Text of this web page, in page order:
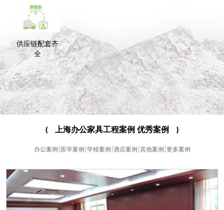
供应链配套齐
全
{ 上海办公家具工程案例 优秀案例 }
办公案例 医学案例 学校案例 酒店案例 其他案例 更多案例